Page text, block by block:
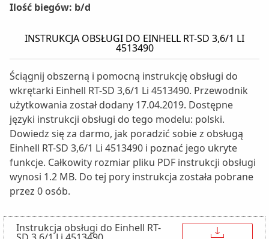
Ilość biegów: b/d
INSTRUKCJA OBSŁUGI DO EINHELL RT-SD 3,6/1 LI
4513490
Ściągnij obszerną i pomocną instrukcję obsługi do
wkrętarki Einhell RT-SD 3,6/1 Li 4513490. Przewodnik
użytkowania został dodany 17.04.2019. Dostępne
języki instrukcji obsługi do tego modelu: polski.
Dowiedz się za darmo, jak poradzić sobie z obsługą
Einhell RT-SD 3,6/1 Li 4513490 i poznać jego ukryte
funkcje. Całkowity rozmiar pliku PDF instrukcji obsługi
wynosi 1.2 MB. Do tej pory instrukcja została pobrane
przez 0 osób.
Instrukcja obsługi do Einhell RT- ↓